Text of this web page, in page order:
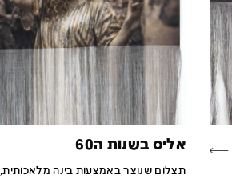
אליס בשנות ה60
תצלום שנוצר באמצעות בינה מלאכותית,